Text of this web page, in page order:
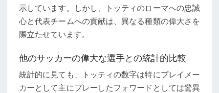
示しています。しかし、トッティのローマへの忠誠
心と代表チームへの貢献は、異なる種類の偉大さを
際立たせています。
他のサッカーの偉大な選手との統計的比較
統計的に見ても、トッティの数字は特にプレイメー
カーとして主にプレーしたフォワードとしては驚異